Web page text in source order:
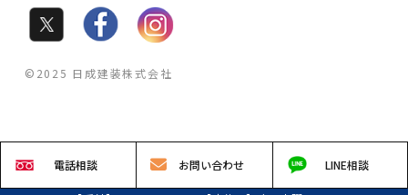
電話相談 お問い合わせ LINE相談
©2025 日成建装株式会社